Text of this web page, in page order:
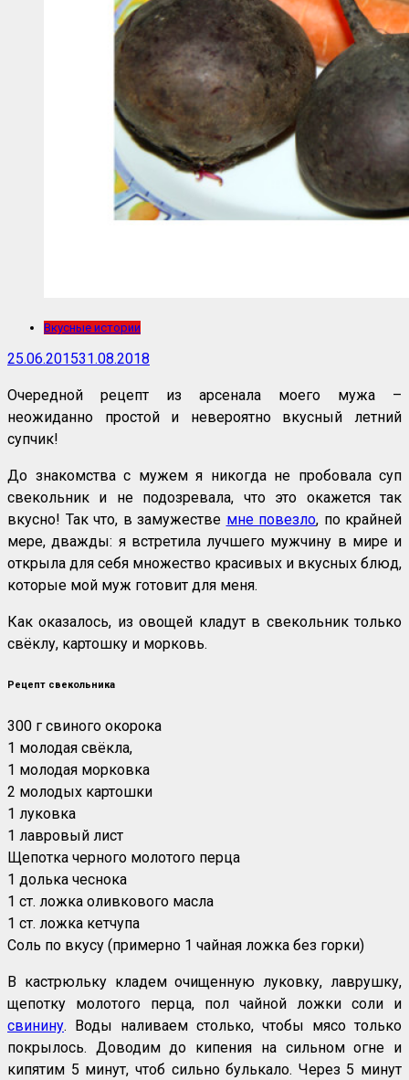
Вкусные истории
25.06.201531.08.2018
Очередной рецепт из арсенала моего мужа –
неожиданно простой и невероятно вкусный летний
супчик!
До знакомства с мужем я никогда не пробовала суп
свекольник и не подозревала, что это окажется так
вкусно! Так что, в замужестве мне повезло, по крайней
мере, дважды: я встретила лучшего мужчину в мире и
открыла для себя множество красивых и вкусных блюд,
которые мой муж готовит для меня.
Как оказалось, из овощей кладут в свекольник только
свёклу, картошку и морковь.
Рецепт свекольника
300 г свиного окорока
1 молодая свёкла,
1 молодая морковка
2 молодых картошки
1 луковка
1 лавровый лист
Щепотка черного молотого перца
1 долька чеснока
1 ст. ложка оливкового масла
1 ст. ложка кетчупа
Соль по вкусу (примерно 1 чайная ложка без горки)
В кастрюльку кладем очищенную луковку, лаврушку,
щепотку молотого перца, пол чайной ложки соли и
свинину. Воды наливаем столько, чтобы мясо только
покрылось. Доводим до кипения на сильном огне и
кипятим 5 минут, чтоб сильно булькало. Через 5 минут